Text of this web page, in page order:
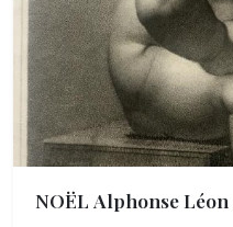
NOËL Alphonse Léon